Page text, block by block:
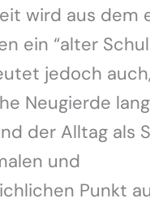
wird aus dem
ein “alter
jedoch
Neugierde
der Alltag als
und
Punkt